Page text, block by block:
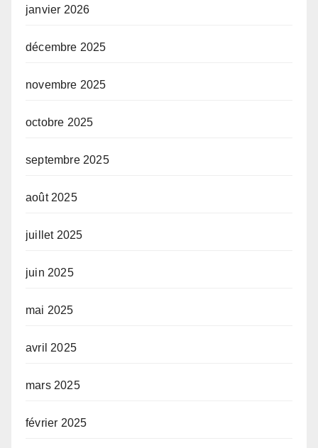
janvier 2026
décembre 2025
novembre 2025
octobre 2025
septembre 2025
août 2025
juillet 2025
juin 2025
mai 2025
avril 2025
mars 2025
février 2025